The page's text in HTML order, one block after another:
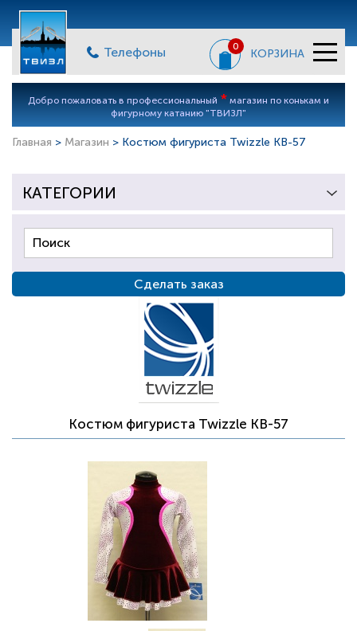
Телефоны 0
КОРЗИНА
Добро пожаловать в профессиональный * магазин по конькам и
фигурному катанию "ТВИЗЛ"
Главная > Магазин > Костюм фигуриста Twizzle KB-57
Костюм фигуриста Twizzle KB-57
КАТЕГОРИИ
Сделать заказ